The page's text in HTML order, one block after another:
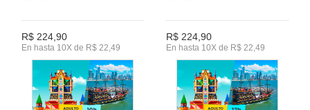
R$ 224,90
En hasta 10X de R$ 22,49
R$ 224,90
En hasta 10X de R$ 22,49